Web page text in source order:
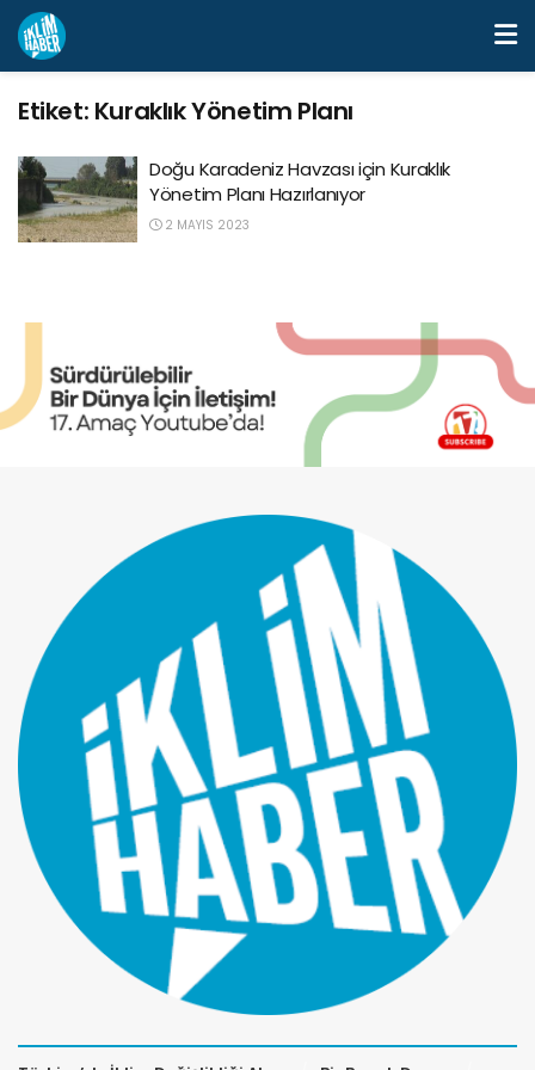
Etiket: Kuraklık Yönetim Planı
Doğu Karadeniz Havzası için Kuraklık
Yönetim Planı Hazırlanıyor
2 MAYIS 2023